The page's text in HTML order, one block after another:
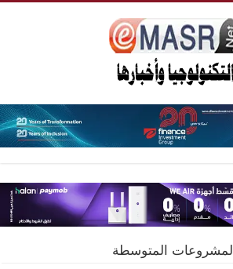
المشروعات المتوسطة